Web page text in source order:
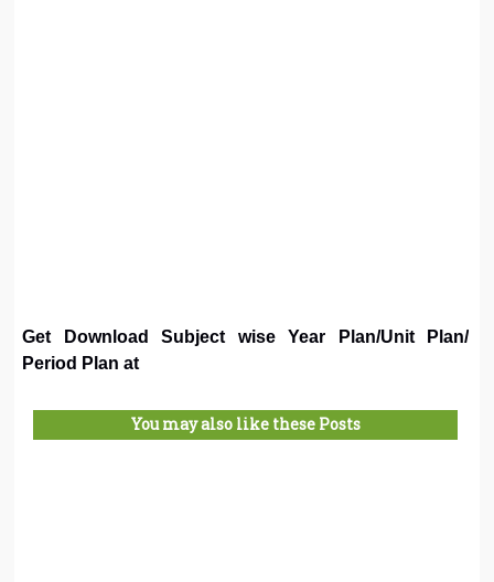
Get Download Subject wise Year Plan/Unit Plan/
Period Plan at
You may also like these Posts